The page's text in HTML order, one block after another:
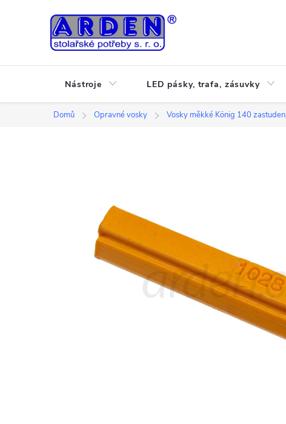
Nástroje LED pásky, trafa, zásuvky
Domů Opravné vosky Vosky měkké König 140